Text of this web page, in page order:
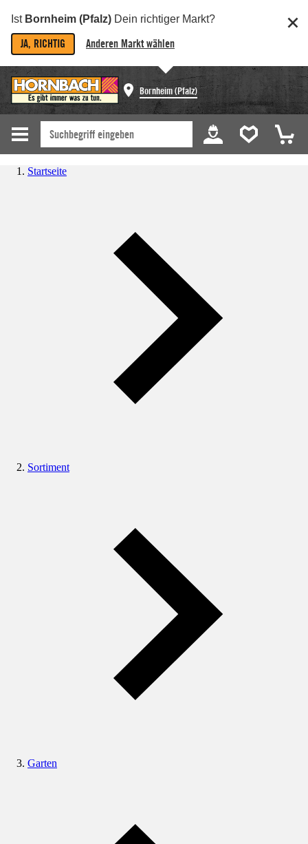
Ist Bornheim (Pfalz) Dein richtiger Markt?
JA, RICHTIG Anderen Markt wählen
Bornheim (Pfalz)
Startseite
Sortiment
Garten